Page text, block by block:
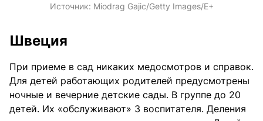
Источник: Miodrag Gajic/Getty Images/E+
Швеция
При приеме в сад никаких медосмотров и справок.
Для детей работающих родителей предусмотрены
ночные и вечерние детские сады. В группе до 20
детей. Их «обслуживают» 3 воспитателя. Деления